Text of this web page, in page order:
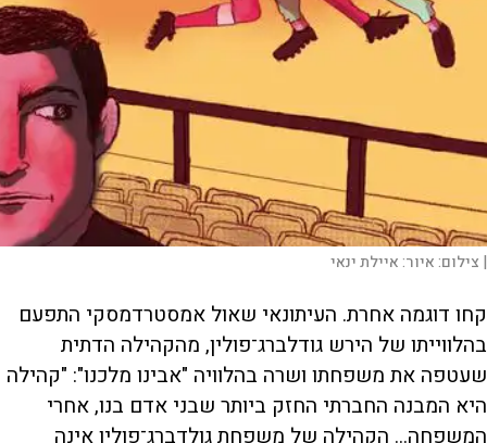
| צילום:איור: איילת ינאי
קחו דוגמה אחרת. העיתונאי שאול אמסטרדמסקי התפעם
בהלווייתו של הירש גודלברג־פולין, מהקהילה הדתית
שעטפה את משפחתו ושרה בהלוויה "אבינו מלכנו": "קהילה
היא המבנה החברתי החזק ביותר שבני אדם בנו, אחרי
המשפחה... הקהילה של משפחת גולדברג־פולין אינה